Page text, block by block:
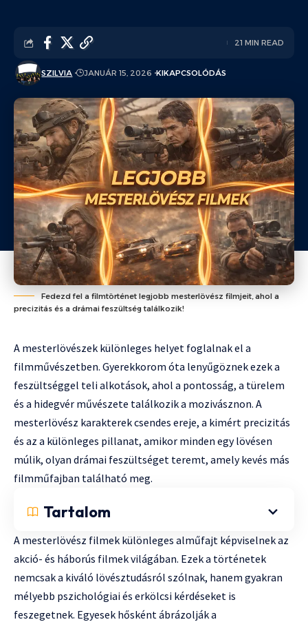
SZILVIA JANUÁR 15, 2026 KIKAPCSOLÓDÁS
21 MIN READ
Fedezd fel a filmtörténet legjobb mesterlövész filmjeit, ahol a
precizitás és a drámai feszültség találkozik!
A mesterlövészek különleges helyet foglalnak el a
filmművészetben. Gyerekkorom óta lenyűgöznek ezek a
feszültséggel teli alkotások, ahol a pontosság, a türelem
és a hidegvér művészete találkozik a mozivásznon. A
mesterlövész karakterek csendes ereje, a kimért precizitás
és az a különleges pillanat, amikor minden egy lövésen
múlik, olyan drámai feszültséget teremt, amely kevés más
filmműfajban található meg.
Tartalom
A mesterlövész filmek különleges alműfajt képviselnek az
akció- és háborús filmek világában. Ezek a történetek
nemcsak a kiváló lövésztudásról szólnak, hanem gyakran
mélyebb pszichológiai és erkölcsi kérdéseket is
feszegetnek. Egyesek hősként ábrázolják a